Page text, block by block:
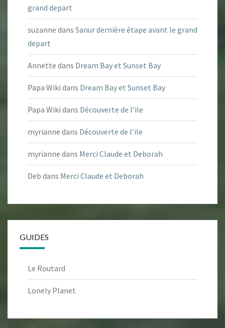
grand depart
suzanne dans Sanur dernière étape avant le grand
depart
Annette dans Dream Bay et Sunset Bay
Papa Wiki dans Dream Bay et Sunset Bay
Papa Wiki dans Découverte de l’ile
myrianne dans Découverte de l’ile
myrianne dans Merci Claude et Deborah
Deb dans Merci Claude et Deborah
GUIDES
Le Routard
Lonely Planet